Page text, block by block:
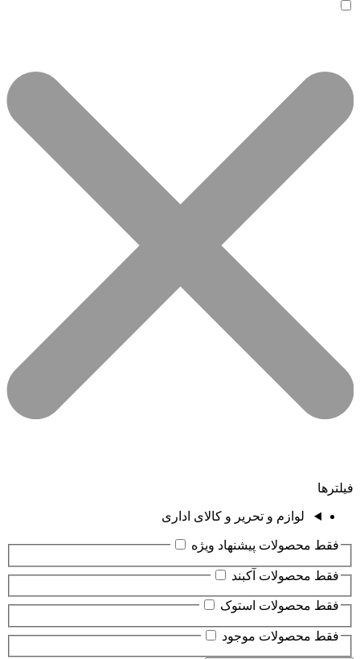
فیلترها
لوازم و تحریر و کالای اداری
فقط محصولات پیشنهاد ویژه
فقط محصولات آکبند
فقط محصولات استوک
فقط محصولات موجود